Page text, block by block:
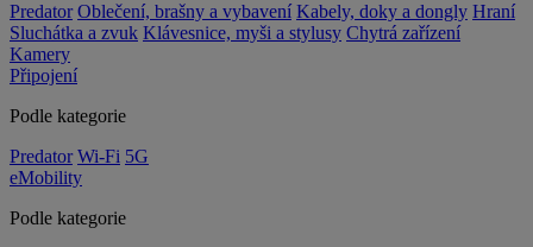
Predator Oblečení, brašny a vybavení Kabely, doky a dongly Hraní
Sluchátka a zvuk Klávesnice, myši a stylusy Chytrá zařízení
Kamery
Připojení
Podle kategorie
Predator Wi-Fi 5G
eMobility
Podle kategorie